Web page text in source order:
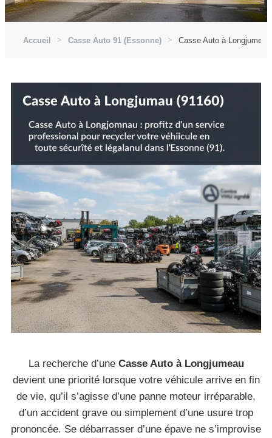
Accueil Casse Auto 91 (Essonne) Casse Auto à Longjumeau
La recherche d’une Casse Auto à Longjumeau
devient une priorité lorsque votre véhicule arrive en fin
de vie, qu’il s’agisse d’une panne moteur irréparable,
d’un accident grave ou simplement d’une usure trop
prononcée. Se débarrasser d’une épave ne s’improvise